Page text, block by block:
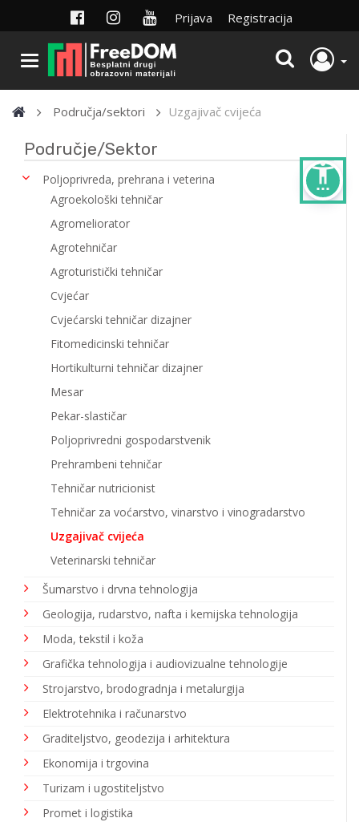
settings_accessibility
Prijava Registracija
Područja/sektori Uzgajivač cvijeća
Područje/Sektor
Poljoprivreda, prehrana i veterina
Agroekološki tehničar
Agromeliorator
Agrotehničar
Agroturistički tehničar
Cvjećar
Cvjećarski tehničar dizajner
Fitomedicinski tehničar
Hortikulturni tehničar dizajner
Mesar
Pekar-slastičar
Poljoprivredni gospodarstvenik
Prehrambeni tehničar
Tehničar nutricionist
Tehničar za voćarstvo, vinarstvo i vinogradarstvo
Uzgajivač cvijeća
Veterinarski tehničar
Šumarstvo i drvna tehnologija
Geologija, rudarstvo, nafta i kemijska tehnologija
Moda, tekstil i koža
Grafička tehnologija i audiovizualne tehnologije
Strojarstvo, brodogradnja i metalurgija
Elektrotehnika i računarstvo
Graditeljstvo, geodezija i arhitektura
Ekonomija i trgovina
Turizam i ugostiteljstvo
Promet i logistika